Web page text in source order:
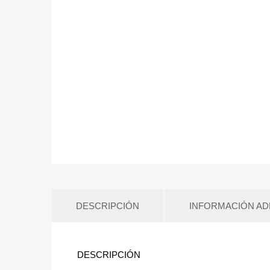
DESCRIPCIÓN INFORMACIÓN
DESCRIPCIÓN